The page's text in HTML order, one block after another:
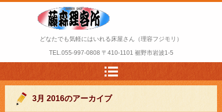
どなたでも気軽にはいれる床屋さん（理容フジモリ）
TEL.055-997-0808 〒410-1101 裾野市岩波1-5
3月 2016のアーカイブ